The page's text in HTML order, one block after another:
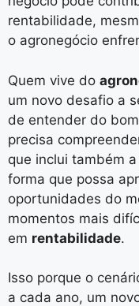
rentabilidade,
o agronegócio
Quem vive do
um novo desafio a
de entender do
precisa
que inclui também a
forma que possa
oportunidades do
momentos mais
em rentabilidade.
Isso porque o
a cada ano, um